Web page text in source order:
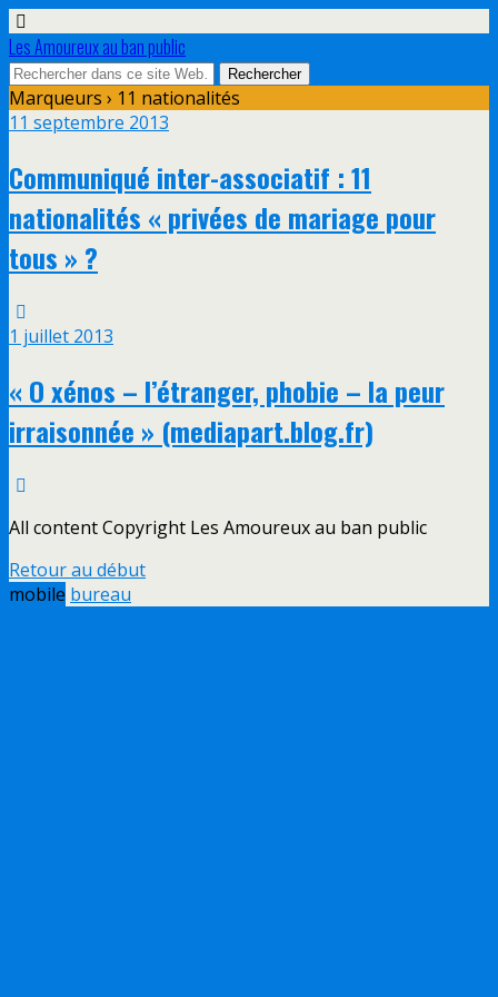
Les Amoureux au ban public
Marqueurs › 11 nationalités
11 septembre 2013
Communiqué inter-associatif : 11
nationalités « privées de mariage pour
tous » ?
1 juillet 2013
« O xénos – l’étranger, phobie – la peur
irraisonnée » (mediapart.blog.fr)
All content Copyright Les Amoureux au ban public
Retour au début
mobile bureau